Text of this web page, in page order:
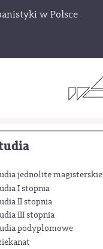
w Polsce
jednolite magisterskie
I stopnia
II stopnia
III stopnia
podyplomowe